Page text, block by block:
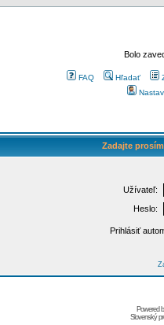
Bolo
FAQ Hľadať
Zadajte
Užívateľ:
Heslo:
Prihlásiť
Powered
Slovenský